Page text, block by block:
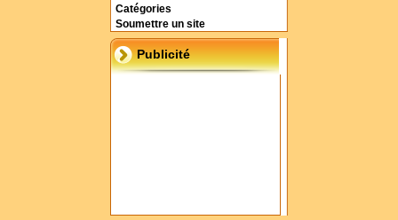
Catégories
Soumettre un site
Publicité